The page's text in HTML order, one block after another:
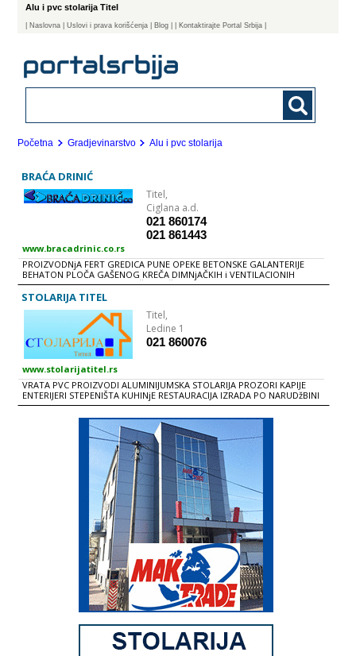
Alu i pvc stolarija Titel
Naslovna | Uslovi i prava korišćenja Blog | Kontaktirajte Portal Srbija |
Početna Gradjevinarstvo Alu i pvc stolarija
BRAĆA DRINIĆ
Titel,
Ciglana a.d.
021 860174
021 861443
www.bracadrinic.co.rs
PROIZVODNjA FERT GREDICA PUNE OPEKE BETONSKE GALANTERIJE
BEHATON PLOČA GAŠENOG KREČA DIMNjAČKIH i VENTILACIONIH
ELEMENATA PVC STOLARIJE ŠKLADIŠTE GRAĐEVINSKOG MATERIJALA
UTOVAR / ISTOVAR i PREVOZ ROBE OBRADA BETONSKOG GVOŽĐA
INVESTIRANjE i IZGRADNjA STANBENIH i POSLOVNIH JEDINICA
STOLARIJA TITEL
Titel,
Ledine 1
021 860076
www.stolarijatitel.rs
VRATA PVC PROIZVODI ALUMINIJUMSKA STOLARIJA PROZORI KAPIJE
ENTERIJERI STEPENIŠTA KUHINjE RESTAURACIJA IZRADA PO NARUDžBINI